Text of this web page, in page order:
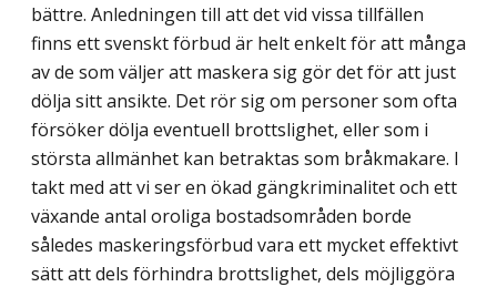
bättre. Anledningen till att det vid vissa tillfällen
finns ett svenskt förbud är helt enkelt för att många
av de som väljer att maskera sig gör det för att just
dölja sitt ansikte. Det rör sig om personer som ofta
försöker dölja eventuell brottslighet, eller som i
största allmänhet kan betraktas som bråkmakare. I
takt med att vi ser en ökad gängkriminalitet och ett
växande antal oroliga bostadsområden borde
således maskeringsförbud vara ett mycket effektivt
sätt att dels förhindra brottslighet, dels möjliggöra